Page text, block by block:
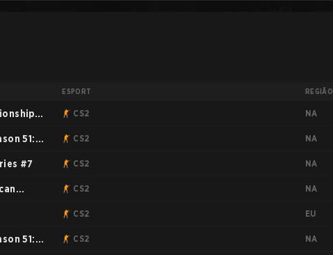
ESPORT REGIÃO
CS2 NA
51: CS2 NA
#7 CS2 NA
CS2 NA
CS2 EU
51: CS2 NA